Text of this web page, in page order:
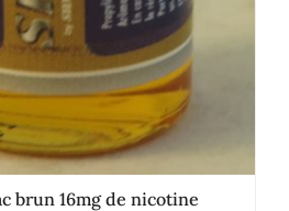
brun 16mg de nicotine